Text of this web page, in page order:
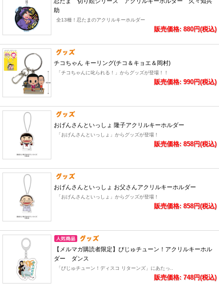
助
全13種！忍たまのアクリルキーホルダー
販売価格: 880円(税込)
チコちゃん キーリング(チコ＆キョエ＆岡村)
「チコちゃんに叱られる！」からグッズが登場！！
販売価格: 990円(税込)
おげんさんといっしょ 隆子アクリルキーホルダー
「おげんさんといっしょ」からグッズが登場！
販売価格: 858円(税込)
おげんさんといっしょ お父さんアクリルキーホルダー
「おげんさんといっしょ」からグッズが登場！
販売価格: 858円(税込)
【メルマガ購読者限定】びじゅチューン！アクリルキーホル
ダー ダンス
「びじゅチューン！ディスコ リターンズ」にあたっ..
販売価格: 748円(税込)